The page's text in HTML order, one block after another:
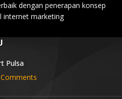
dengan penerapan konsep
internet marketing
Pulsa